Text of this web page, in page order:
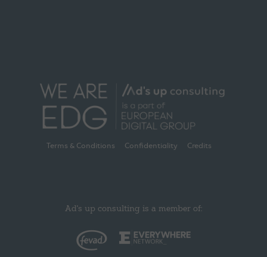
Terms & Conditions Confidentiality Credits
Ad's up consulting is a member of: